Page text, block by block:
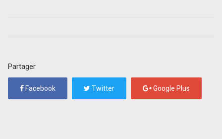
Partager
Facebook Twitter Google Plus